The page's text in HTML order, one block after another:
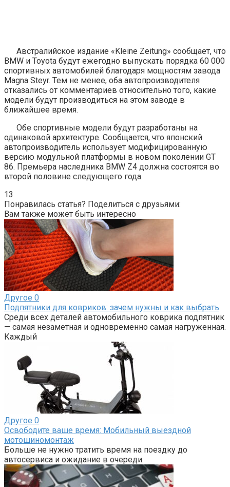
Австралийское издание «Kleine Zeitung» сообщает, что
BMW и Toyota будут ежегодно выпускать порядка 60 000
спортивных автомобилей благодаря мощностям завода
Magna Steyr. Тем не менее, оба автопроизводителя
отказались от комментариев относительно того, какие
модели будут производиться на этом заводе в
ближайшее время.
Обе спортивные модели будут разработаны на
одинаковой архитектуре. Сообщается, что японский
автопроизводитель использует модифицированную
версию модульной платформы в новом поколении GT
86. Премьера наследника BMW Z4 должна состоятся во
второй половине следующего года.
13
Понравилась статья? Поделиться с друзьями:
Вам также может быть интересно
Другое 0
Подпятники для ковриков: зачем нужны и как выбрать
Среди всех деталей автомобильного коврика подпятник
— самая незаметная и одновременно самая нагруженная.
Каждый
Другое 0
Освободите ваше время: Мобильный выездной
мотошиномонтаж
Больше не нужно тратить время на поездку до
автосервиса и ожидание в очереди.